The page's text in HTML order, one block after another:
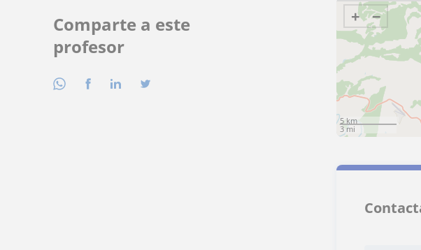
Comparte a este
profesor
+ −
5 km
3 mi